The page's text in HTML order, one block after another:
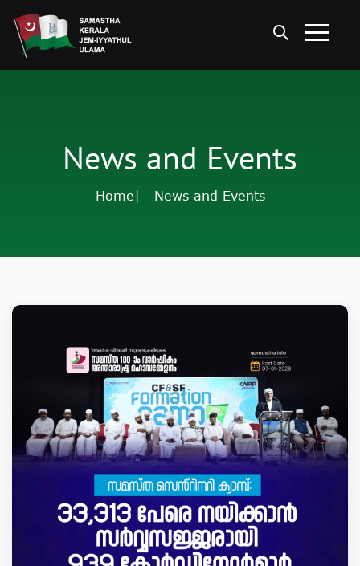
News and Events
Home | News and Events